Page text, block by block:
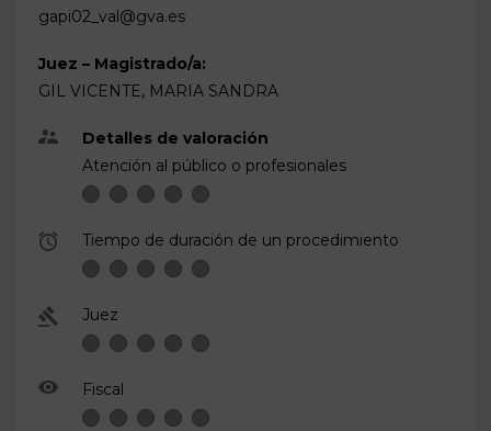
gapi02_val@gva.es
Juez – Magistrado/a:
GIL VICENTE, MARIA SANDRA
Detalles de valoración
Atención al público o profesionales
Tiempo de duración de un procedimiento
Juez
Fiscal